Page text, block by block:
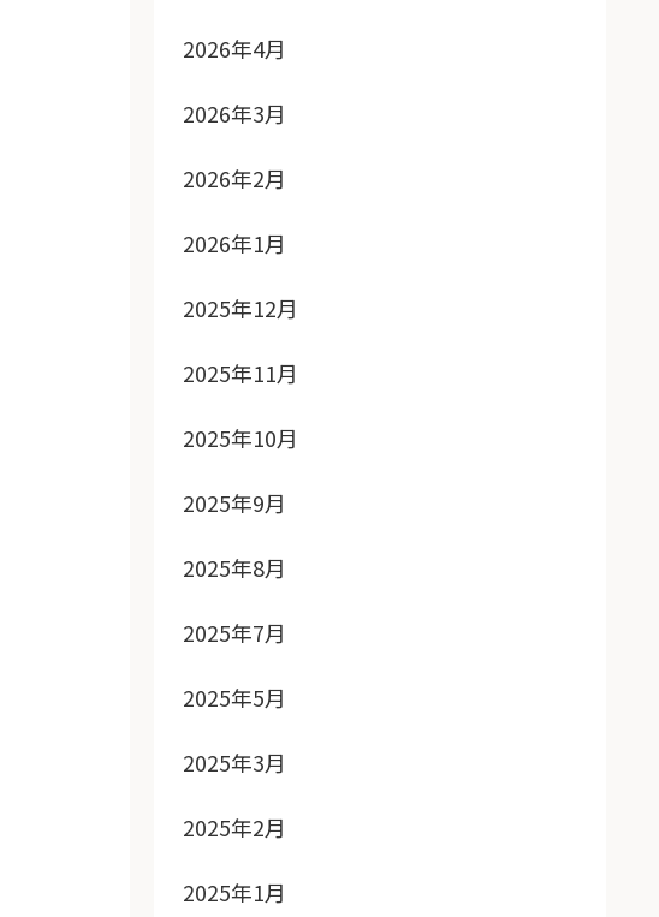
2026年4月
2026年3月
2026年2月
2026年1月
2025年12月
2025年11月
2025年10月
2025年9月
2025年8月
2025年7月
2025年5月
2025年3月
2025年2月
2025年1月